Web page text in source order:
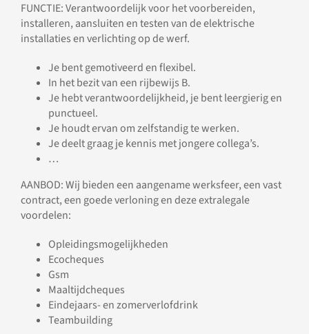
FUNCTIE: Verantwoordelijk voor het voorbereiden,
installeren, aansluiten en testen van de elektrische
installaties en verlichting op de werf.
Je bent gemotiveerd en flexibel.
In het bezit van een rijbewijs B.
Je hebt verantwoordelijkheid, je bent leergierig en
punctueel.
Je houdt ervan om zelfstandig te werken.
Je deelt graag je kennis met jongere collega’s.
…
AANBOD: Wij bieden een aangename werksfeer, een vast
contract, een goede verloning en deze extralegale
voordelen:
Opleidingsmogelijkheden
Ecocheques
Gsm
Maaltijdcheques
Eindejaars- en zomerverlofdrink
Teambuilding